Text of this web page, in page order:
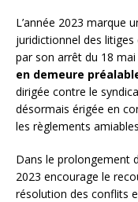
L’année 2023 marque
juridictionnel des
par son arrêt du 18 mai
en demeure
dirigée contre le
désormais érigée en
les règlements
Dans le prolongement
2023 encourage le
résolution des conflits